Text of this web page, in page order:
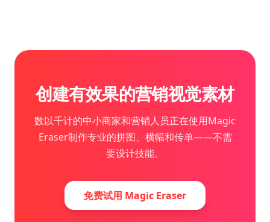
创建有效果的营销视觉素材
数以千计的中小商家和营销人员正在使用Magic
Eraser制作专业的拼图、横幅和传单——不需
要设计技能。
免费试用 Magic Eraser